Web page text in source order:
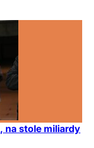
na stole miliardy